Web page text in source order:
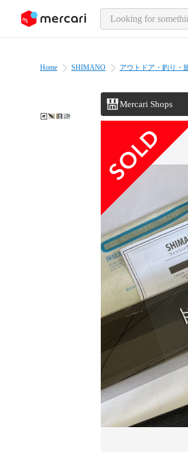
page content
Home SHIMANO アウトドア・釣り・
Mercari Shops